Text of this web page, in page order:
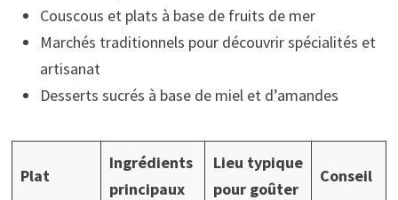
Couscous et plats à base de fruits de mer
Marchés traditionnels pour découvrir spécialités et
artisanat
Desserts sucrés à base de miel et d’amandes
Plat
Ingrédients
principaux
Lieu typique
pour goûter
Conseil